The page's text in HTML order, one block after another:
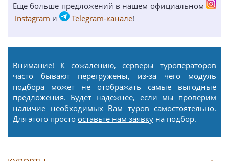
Еще больше предложений в нашем официальном
Instagram и Telegram-канале!
Внимание! К сожалению, серверы туроператоров
часто бывают перегружены, из-за чего модуль
подбора может не отображать самые выгодные
предложения. Будет надежнее, если мы проверим
наличие необходимых Вам туров самостоятельно.
Для этого просто оставьте нам заявку на подбор.